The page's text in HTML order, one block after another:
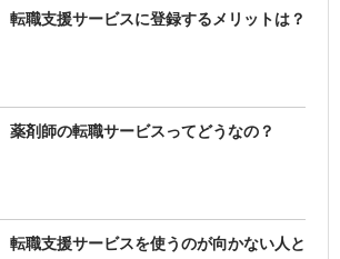
転職支援サービスに登録するメリットは？
薬剤師の転職サービスってどうなの？
転職支援サービスを使うのが向かない人と